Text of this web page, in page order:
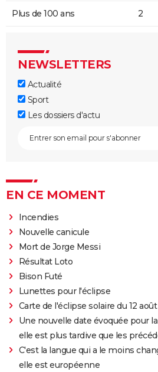
Plus de 100 ans 2
NEWSLETTERS
Actualité
Sport
Les dossiers d'actu
EN CE MOMENT
Incendies
Nouvelle canicule
Mort de Jorge Messi
Résultat Loto
Bison Futé
Lunettes pour l'éclipse
Carte de l'éclipse solaire du 12 août
Une nouvelle date évoquée pour
elle est plus tardive que les
C'est la langue qui a le moins
elle est européenne